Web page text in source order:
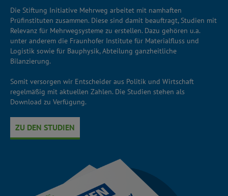
Die Stiftung Initiative Mehrweg arbeitet mit namhaften
Prüfinstituten zusammen. Diese sind damit beauftragt, Studien mit
Relevanz für Mehrwegsysteme zu erstellen. Dazu gehören u.a.
unter anderem die Fraunhofer Institute für Materialfluss und
Logistik sowie für Bauphysik, Abteilung ganzheitliche
Bilanzierung.
Somit versorgen wir Entscheider aus Politik und Wirtschaft
regelmäßig mit aktuellen Zahlen. Die Studien stehen als
Download zu Verfügung.
ZU DEN STUDIEN